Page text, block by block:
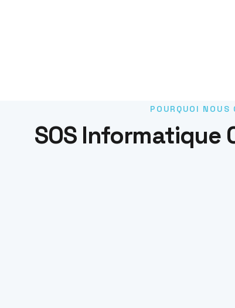
POURQUOI NOUS
SOS Informatique